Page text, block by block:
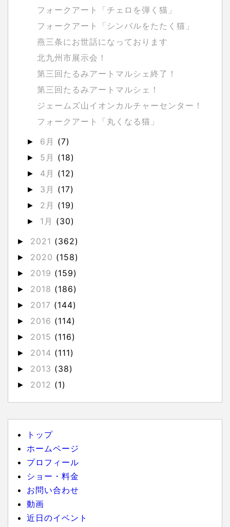
フォークアート「チェロを弾く猫」
フォークアート「シンバルをたたく猫」
燕三条にお世話になっております
北九州市展示会！
第三回たるみアートマルシェ終了！
第三回たるみアートマルシェ！
ジェームズ山イオンカルチャーセンター！
フォークアート「丸くなる猫」
► 6月 (7)
► 5月 (18)
► 4月 (12)
► 3月 (17)
► 2月 (19)
► 1月 (30)
► 2021 (362)
► 2020 (158)
► 2019 (159)
► 2018 (186)
► 2017 (144)
► 2016 (114)
► 2015 (116)
► 2014 (111)
► 2013 (38)
► 2012 (1)
トップ
ホームページ
プロフィール
ショー・料金
お問い合わせ
動画
近日のイベント